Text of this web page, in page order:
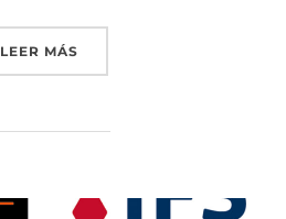
LEER MÁS«GRUPO INTERÓLEO